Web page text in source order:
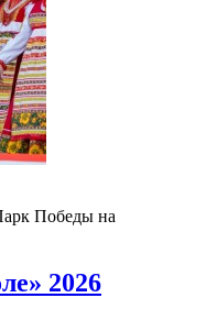
Победы на
2026